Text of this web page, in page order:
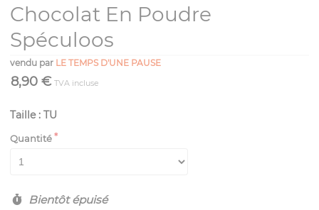
Chocolat En Poudre
Spéculoos
vendu par LE TEMPS D'UNE PAUSE
8,90 € TVA incluse
Taille : TU
Quantité
Bientôt épuisé